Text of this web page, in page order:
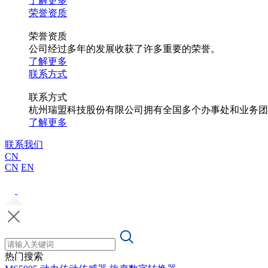
荣誉资质
荣誉资质
公司经过多年的发展收获了许多重要的荣誉。
了解更多
联系方式
联系方式
杭州瑞盟科技股份有限公司拥有全国多个办事处和业务
了解更多
联系我们
CN
CN EN
热门搜索